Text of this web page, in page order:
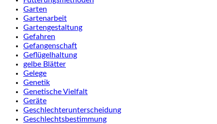
Garten
Gartenarbeit
Gartengestaltung
Gefahren
Gefangenschaft
Geflügelhaltung
gelbe Blätter
Gelege
Genetik
Genetische Vielfalt
Geräte
Geschlechterunterscheidung
Geschlechtsbestimmung